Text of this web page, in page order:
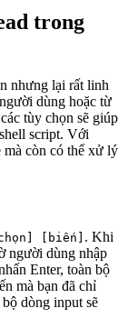
trong
nhưng lại rất linh
dùng hoặc từ
tùy chọn sẽ giúp
script. Với
còn có thể xử lý
[biến] . Khi
người dùng nhập
Enter, toàn bộ
mà bạn đã chỉ
dòng input sẽ